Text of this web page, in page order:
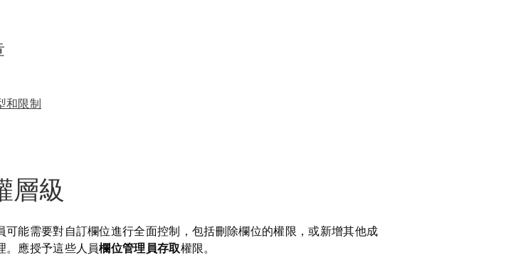
和限制
層級
可能需要對自訂欄位進行全面控制，包括刪除欄位的權限，或新增其他成
。應授予這些人員欄位管理員存取權限。